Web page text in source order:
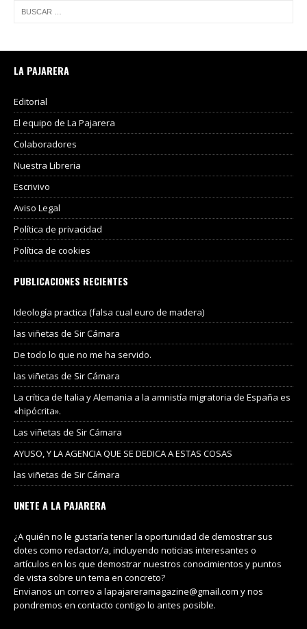
LA PAJARERA
Editorial
El equipo de La Pajarera
Colaboradores
Nuestra Libreria
Escrivivo
Aviso Legal
Política de privacidad
Política de cookies
PUBLICACIONES RECIENTES
Ideología practica (falsa cual euro de madera)
las viñetas de Sir Cámara
De todo lo que no me ha servido.
las viñetas de Sir Cámara
La crítica de Italia y Alemania a la amnistía migratoria de España es
«hipócrita».
Las viñetas de Sir Cámara
AYUSO, Y LA AGENCIA QUE SE DEDICA A ESTAS COSAS
las viñetas de Sir Cámara
UNETE A LA PAJARERA
¿A quién no le gustaría tener la oportunidad de demostrar sus
dotes como redactor/a, incluyendo noticias interesantes o
artículos en los que demostrar nuestros conocimientos y puntos
de vista sobre un tema en concreto?
Envianos un correo a lapajareramagazine@gmail.com y nos
pondremos en contacto contigo lo antes posible.